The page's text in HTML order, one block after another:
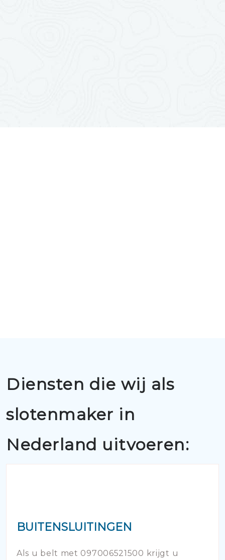
Diensten die wij als
slotenmaker in
Nederland uitvoeren:
BUITENSLUITINGEN
Als u belt met 097006521500 krijgt u